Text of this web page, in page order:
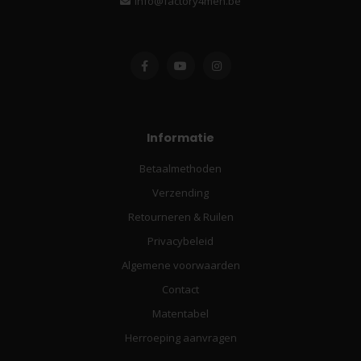
Informatie
Betaalmethoden
Verzending
Retourneren & Ruilen
Privacybeleid
Algemene voorwaarden
Contact
Matentabel
Herroeping aanvragen